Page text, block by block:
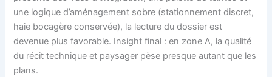
une logique d’aménagement sobre (stationnement discret,
haie bocagère conservée), la lecture du dossier est
devenue plus favorable. Insight final : en zone A, la qualité
du récit technique et paysager pèse presque autant que les
plans.